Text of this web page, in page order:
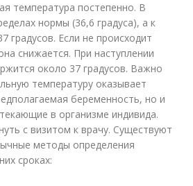
температура постепенно. В
нормы (36,6 градуса), а к
градусов. Если не происходит
снижается. При наступлении
около 37 градусов. Важно
температуру оказывает
беременность, но и
в организме индивида.
с визитом к врачу. Существуют
методы определения
сроках: